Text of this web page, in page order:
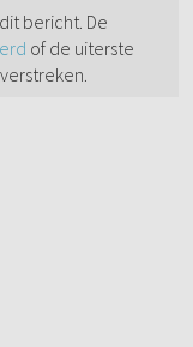
bericht. De
of de uiterste